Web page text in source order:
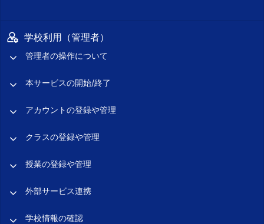
学校利用（管理者）
管理者の操作について
本サービスの開始/終了
アカウントの登録や管理
クラスの登録や管理
授業の登録や管理
外部サービス連携
学校情報の確認